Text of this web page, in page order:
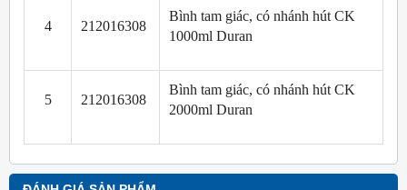
4 212016308
Bình tam giác, có nhánh hút CK
1000ml Duran
5 212016308
Bình tam giác, có nhánh hút CK
2000ml Duran